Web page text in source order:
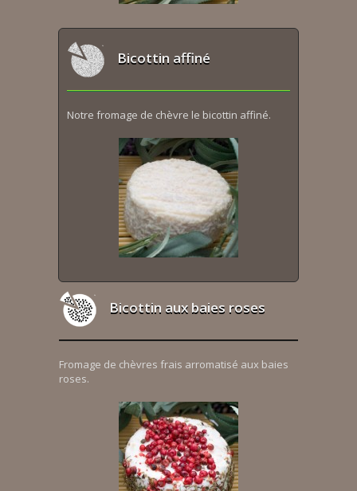
Bicottin affiné
Notre fromage de chèvre le bicottin affiné.
Bicottin aux baies roses
Fromage de chèvres frais arromatisé aux baies
roses.